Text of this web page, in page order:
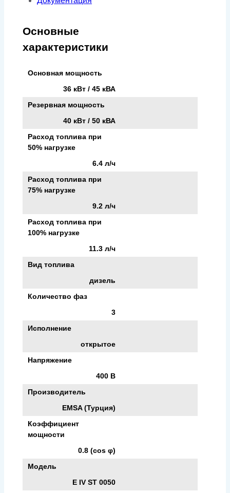
Основные
характеристики
Основная мощность
36 кВт / 45 кВА
Резервная мощность
40 кВт / 50 кВА
Расход топлива при
50% нагрузке
6.4 л/ч
Расход топлива при
75% нагрузке
9.2 л/ч
Расход топлива при
100% нагрузке
11.3 л/ч
Вид топлива
дизель
Количество фаз
3
Исполнение
открытое
Напряжение
400 В
Производитель
EMSA (Турция)
Коэффициент
мощности
0.8 (cos φ)
Модель
E IV ST 0050